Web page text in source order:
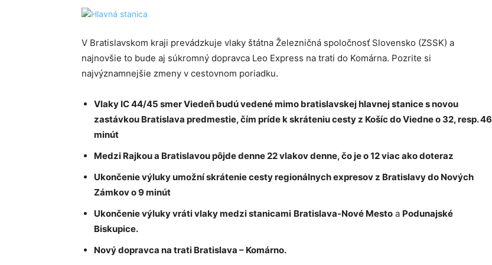
V Bratislavskom kraji prevádzkuje vlaky štátna Železničná spoločnosť Slovensko (ZSSK) a
najnovšie to bude aj súkromný dopravca Leo Express na trati do Komárna. Pozrite si
najvýznamnejšie zmeny v cestovnom poriadku.
Vlaky IC 44/45 smer Viedeň budú vedené mimo bratislavskej hlavnej stanice s novou
zastávkou Bratislava predmestie, čím príde k skráteniu cesty z Košíc do Viedne o 32, resp. 46
minút
Medzi Rajkou a Bratislavou pôjde denne 22 vlakov denne, čo je o 12 viac ako doteraz
Ukončenie výluky umožní skrátenie cesty regionálnych expresov z Bratislavy do Nových
Zámkov o 9 minút
Ukončenie výluky vráti vlaky medzi stanicami Bratislava-Nové Mesto a Podunajské
Biskupice.
Nový dopravca na trati Bratislava – Komárno.